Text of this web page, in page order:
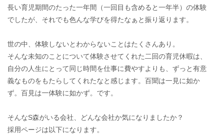
長い育児期間のたった一年間（一回目も含めると一年半）の体験
でしたが、それでも色んな学びを得たなぁと振り返ります。
世の中、体験しないとわからないことはたくさんあり。
そんな未知のことについて体験させてくれた二回の育児休暇は、
自分の人生にとって同じ時間を仕事に費やすよりも、ずっと有意
義なものをもたらしてくれたなと感じます。百聞は一見に如か
ず。百見は一体験に如かず。です。
そんなS森がいる会社、どんな会社か気になりましたか？
採用ページは以下になります。